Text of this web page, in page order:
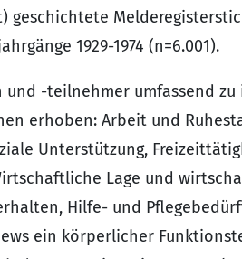
geschichtete
1929-1974 (n=6.001).
-teilnehmer umfassend
erhoben: Arbeit und
Unterstützung,
Lage und
Hilfe- und
ein körperlicher